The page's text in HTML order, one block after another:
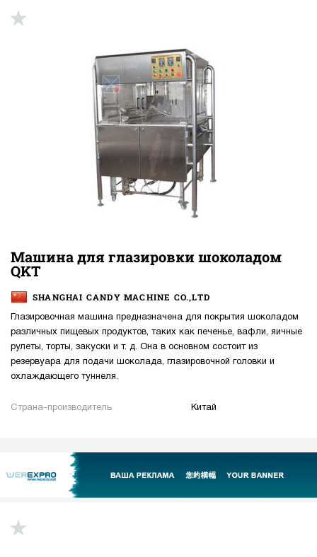
Машина для глазировки шоколадом
QKT
SHANGHAI CANDY MACHINE CO.,LTD
Глазировочная машина предназначена для покрытия шоколадом
различных пищевых продуктов, таких как печенье, вафли, яичные
рулеты, торты, закуски и т. д. Она в основном состоит из
резервуара для подачи шоколада, глазировочной головки и
охлаждающего туннеля.
Страна-производитель Китай